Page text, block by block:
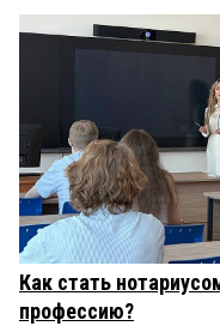
Как стать
профессию?